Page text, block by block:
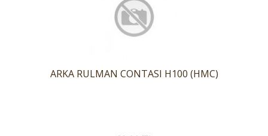
ARKA RULMAN CONTASI H100 (HMC)